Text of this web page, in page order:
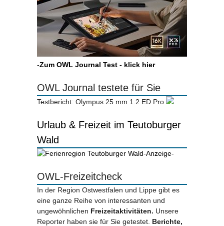
-Zum OWL Journal Test - klick hier
OWL Journal testete für Sie
Testbericht: Olympus 25 mm 1.2 ED Pro
Urlaub & Freizeit im Teutoburger
Wald
-Anzeige-
OWL-Freizeitcheck
In der Region Ostwestfalen und Lippe gibt es
eine ganze Reihe von interessanten und
ungewöhnlichen Freizeitaktivitäten. Unsere
Reporter haben sie für Sie getestet. Berichte,